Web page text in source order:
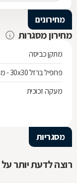
מחירונים
מחירון מסגרות
מתקן כביסה
פרופיל ברזל 30x30 - מוט 6 מטר
מעקה זכוכית
מסגריות
רוצה לדעת יותר